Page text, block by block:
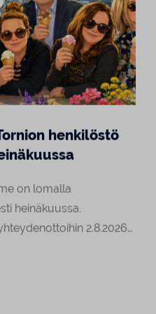
henkilöstö
on lomalla
heinäkuussa.
2.8.2026